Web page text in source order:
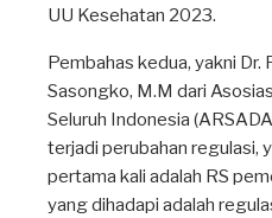
UU Kesehatan 2023.
Pembahas kedua, yakni Dr.
Sasongko, M.M dari
Seluruh Indonesia
terjadi perubahan regulasi,
pertama kali adalah RS
yang dihadapi adalah